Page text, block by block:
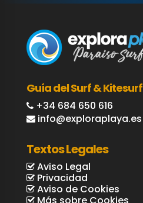
Guía del Surf & Kitesurf
+34 684 650 616
info@exploraplaya.es
Textos Legales
Aviso Legal
Privacidad
Aviso de Cookies